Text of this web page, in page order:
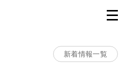
新着情報一覧